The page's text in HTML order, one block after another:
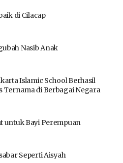
di Cilacap
Nasib Anak
Islamic School Berhasil
Ternama di Berbagai Negara
untuk Bayi Perempuan
Seperti Aisyah